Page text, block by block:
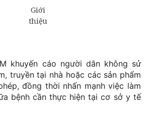
khuyến cáo người dân không sử
truyền tại nhà hoặc các sản phẩm
đồng thời nhấn mạnh việc làm
bệnh cần thực hiện tại cơ sở y tế